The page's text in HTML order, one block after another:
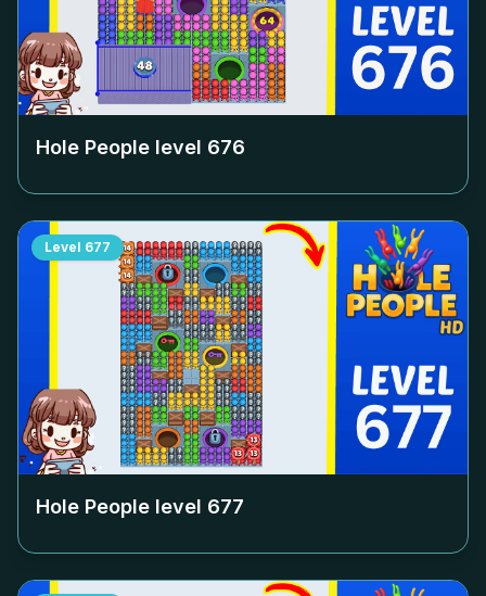
Hole People level 676
Level 677
Hole People level 677